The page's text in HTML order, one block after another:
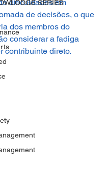
SERIES
dificuldades em
de decisões, o que
dos membros do
considerar a fadiga
contribuinte direto.